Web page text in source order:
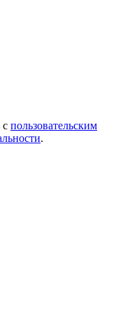
с пользовательским
.